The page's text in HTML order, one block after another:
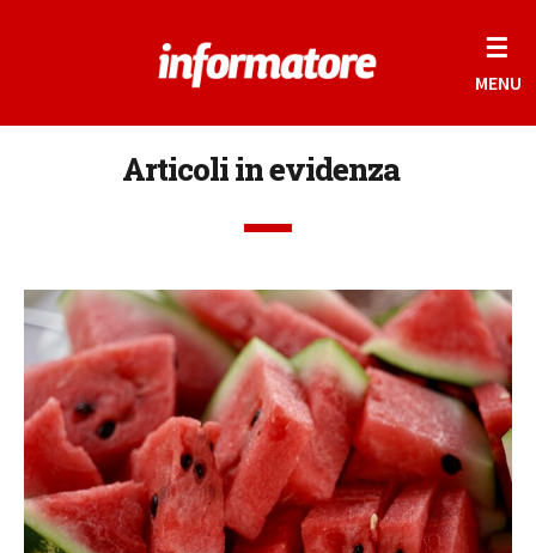
☰
MENU
Articoli in evidenza